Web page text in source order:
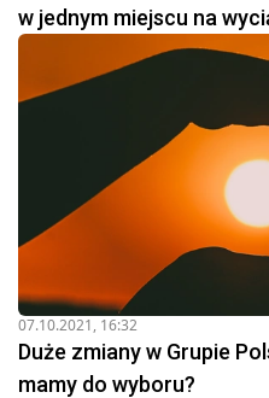
w jednym miejscu na
07.10.2021, 16:32
Duże zmiany w Grupie
mamy do wyboru?